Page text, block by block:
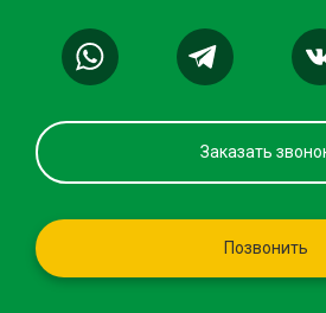
Заказать
Позвонить